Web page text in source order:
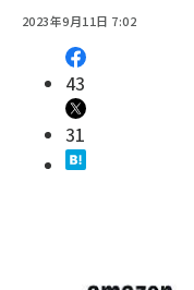
2023年9月11日 7:02
43
31